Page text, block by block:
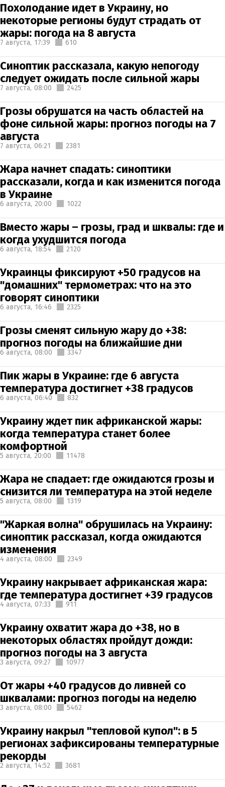
Похолодание идет в Украину, но
некоторые регионы будут страдать от
жары: погода на 8 августа
7 августа, 17:39 610
Синоптик рассказала, какую непогоду
следует ожидать после сильной жары
7 августа, 08:00 2425
Грозы обрушатся на часть областей на
фоне сильной жары: прогноз погоды на 7
августа
7 августа, 06:21 2381
Жара начнет спадать: синоптики
рассказали, когда и как изменится погода
в Украине
6 августа, 20:00 1022
Вместо жары – грозы, град и шквалы: где и
когда ухудшится погода
6 августа, 18:54 2120
Украинцы фиксируют +50 градусов на
"домашних" термометрах: что на это
говорят синоптики
6 августа, 16:46 2325
Грозы сменят сильную жару до +38:
прогноз погоды на ближайшие дни
6 августа, 08:00 3347
Пик жары в Украине: где 6 августа
температура достигнет +38 градусов
6 августа, 06:40 832
Украину ждет пик африканской жары:
когда температура станет более
комфортной
5 августа, 20:00 11478
Жара не спадает: где ожидаются грозы и
снизится ли температура на этой неделе
5 августа, 08:00 1319
"Жаркая волна" обрушилась на Украину:
синоптик рассказал, когда ожидаются
изменения
4 августа, 08:00 2349
Украину накрывает африканская жара:
где температура достигнет +39 градусов
4 августа, 07:33 911
Украину охватит жара до +38, но в
некоторых областях пройдут дожди:
прогноз погоды на 3 августа
3 августа, 09:27 10977
От жары +40 градусов до ливней со
шквалами: прогноз погоды на неделю
3 августа, 08:00 5462
Украину накрыл "тепловой купол": в 5
регионах зафиксированы температурные
рекорды
2 августа, 14:52 3681